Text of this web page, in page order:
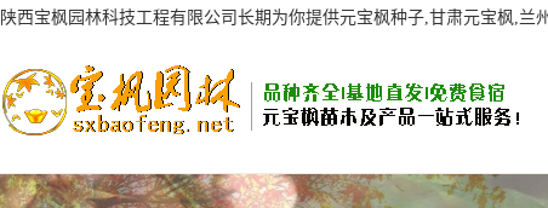
陕西宝枫园林科技工程有限公司长期为你提供元宝枫种子,甘肃元宝枫,兰